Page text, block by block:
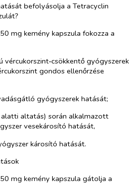
befolyásolja a Tetracyclin
mg kemény kapszula fokozza a
gyógyszerek
gondos ellenőrzése
gyógyszerek hatását;
alatti altatás) során alkalmazott
vesekárosító hatását,
károsító hatását.
mg kemény kapszula gátolja a